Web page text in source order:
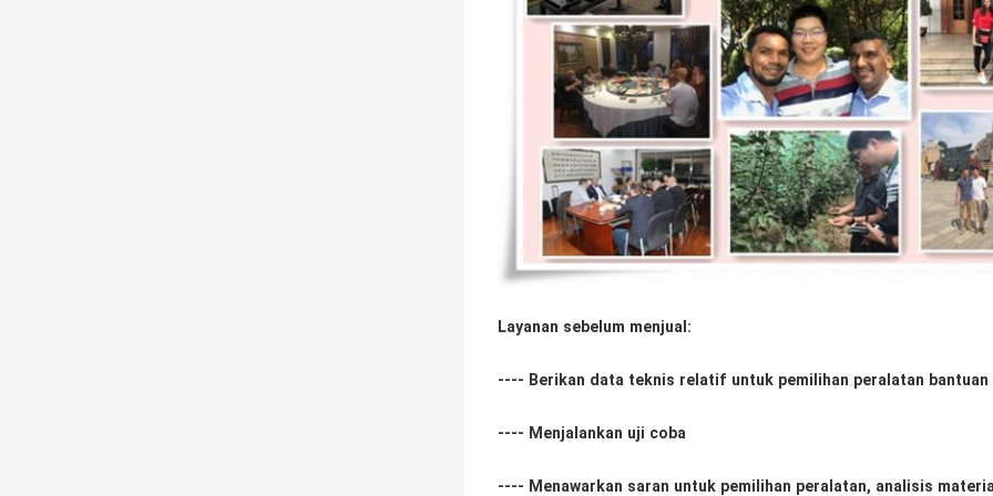
Layanan sebelum menjual:
---- Berikan data teknis relatif untuk pemilihan peralatan bantuan
---- Menjalankan uji coba
---- Menawarkan saran untuk pemilihan peralatan, analisis